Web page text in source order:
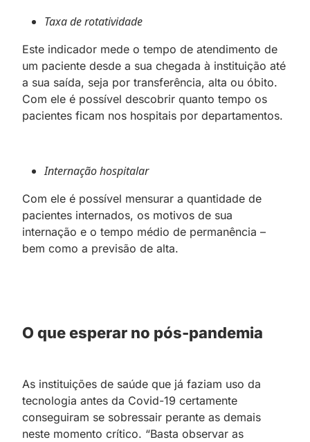
Taxa de rotatividade
Este indicador mede o tempo de atendimento de
um paciente desde a sua chegada à instituição até
a sua saída, seja por transferência, alta ou óbito.
Com ele é possível descobrir quanto tempo os
pacientes ficam nos hospitais por departamentos.
Internação hospitalar
Com ele é possível mensurar a quantidade de
pacientes internados, os motivos de sua
internação e o tempo médio de permanência –
bem como a previsão de alta.
O que esperar no pós-pandemia
As instituições de saúde que já faziam uso da
tecnologia antes da Covid-19 certamente
conseguiram se sobressair perante as demais
neste momento crítico. “Basta observar as